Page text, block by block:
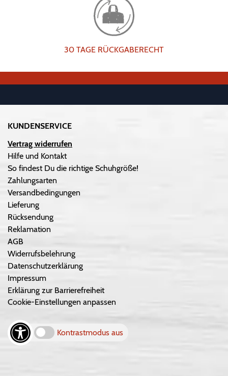
30 TAGE RÜCKGABERECHT
KUNDENSERVICE
Vertrag widerrufen
Hilfe und Kontakt
So findest Du die richtige Schuhgröße!
Zahlungsarten
Versandbedingungen
Lieferung
Rücksendung
Reklamation
AGB
Widerrufsbelehrung
Datenschutzerklärung
Impressum
Erklärung zur Barrierefreiheit
Cookie-Einstellungen anpassen
Kontrastmodus aus